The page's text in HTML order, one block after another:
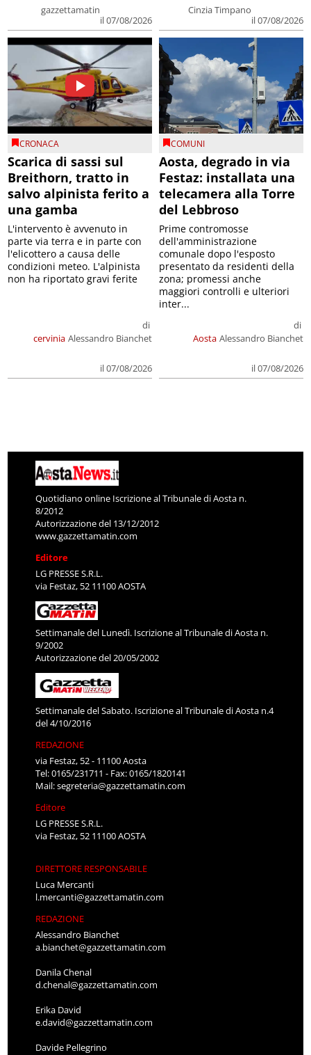
gazzettamatin
il 07/08/2026
Cinzia Timpano
il 07/08/2026
CRONACA
Scarica di sassi sul
Breithorn, tratto in
salvo alpinista ferito a
una gamba
cervinia
di
Alessandro Bianchet
il 07/08/2026
L'intervento è avvenuto in
parte via terra e in parte con
l'elicottero a causa delle
condizioni meteo. L'alpinista
non ha riportato gravi ferite
COMUNI
Aosta, degrado in via
Festaz: installata una
telecamera alla Torre
del Lebbroso
Aosta
di
Alessandro Bianchet
il 07/08/2026
Prime contromosse
dell'amministrazione
comunale dopo l'esposto
presentato da residenti della
zona; promessi anche
maggiori controlli e ulteriori
inter...
Quotidiano online Iscrizione al Tribunale di Aosta n.
8/2012
Autorizzazione del 13/12/2012
www.gazzettamatin.com
Editore
LG PRESSE S.R.L.
via Festaz, 52 11100 AOSTA
Settimanale del Lunedì. Iscrizione al Tribunale di Aosta n.
9/2002
Autorizzazione del 20/05/2002
Settimanale del Sabato. Iscrizione al Tribunale di Aosta n.4
del 4/10/2016
REDAZIONE
via Festaz, 52 - 11100 Aosta
Tel: 0165/231711 - Fax: 0165/1820141
Mail:segreteria@gazzettamatin.com
Editore
LG PRESSE S.R.L.
via Festaz, 52 11100 AOSTA
DIRETTORE RESPONSABILE
Luca Mercanti
l.mercanti@gazzettamatin.com
REDAZIONE
Alessandro Bianchet
a.bianchet@gazzettamatin.com
Danila Chenal
d.chenal@gazzettamatin.com
Erika David
e.david@gazzettamatin.com
Davide Pellegrino